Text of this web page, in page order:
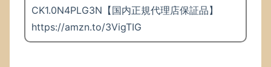
CK1.0N4PLG3N【国内正規代理店保証品】
https://amzn.to/3VigTIG